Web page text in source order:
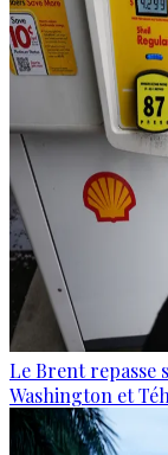
Le Brent repasse
Washington et